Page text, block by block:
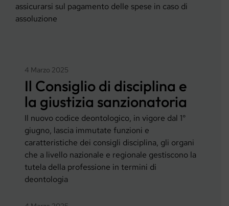
assicurarsi sul pagamento delle spese in caso di
assoluzione
4 Marzo 2025
Il Consiglio di disciplina e
la giustizia sanzionatoria
Il nuovo codice deontologico, in vigore dal 1°
giugno, lascia immutate funzioni e
caratteristiche dei consigli disciplina, gli organi
che a livello nazionale e regionale gestiscono la
tutela della professione in termini di
deontologia